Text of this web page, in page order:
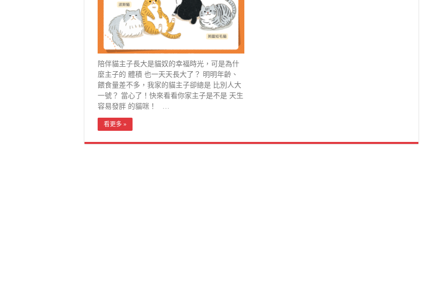
陪伴貓主子長大是貓奴的幸福時光，可是為什
麼主子的 體積 也一天天長大了？ 明明年齡、
餵食量差不多，我家的貓主子卻總是 比別人大
一號？ 當心了！快來看看你家主子是不是 天生
容易發胖 的貓咪！ …
看更多 »